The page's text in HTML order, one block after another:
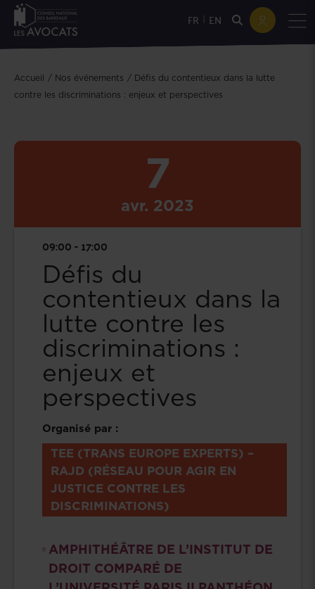
FR EN
Accueil Nos événements
Défis du contentieux dans la lutte
contre les discriminations : enjeux et perspectives
7
avr. 2023
09:00 - 17:00
Défis du
contentieux dans la
lutte contre les
discriminations :
enjeux et
perspectives
Organisé par :
TEE (TRANS EUROPE EXPERTS) –
RAJD (RÉSEAU POUR AGIR EN
JUSTICE CONTRE LES
DISCRIMINATIONS)
AMPHITHÉÂTRE DE L’INSTITUT DE
DROIT COMPARÉ DE